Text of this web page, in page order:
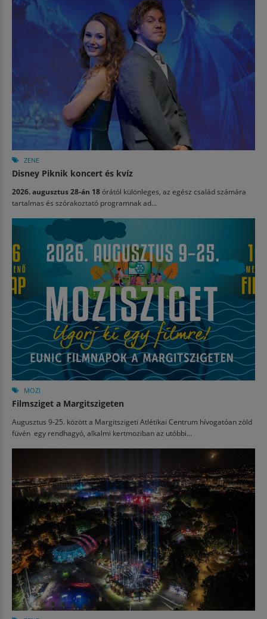
ZENE
Disney Piknik koncert és kvíz
2026. augusztus 28-án 18órától különleges, az egész család számára
tartalmas és szórakoztató programnak ad...
MOZI
Filmsziget a Margitszigeten
Augusztus 9-25. között a Margitszigeti Atlétikai Centrum hívogatóan zöld
füvén egy rendhagyó, alkalmi kertmoziban az utóbbi...